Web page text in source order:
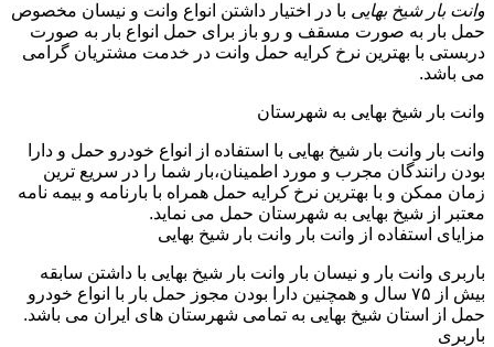
وانت بار شیخ بهایی با در اختیار داشتن انواع وانت و نیسان مخصوص
حمل بار به صورت مسقف و رو باز برای حمل انواع بار به صورت
دربستی با بهترین نرخ کرایه حمل وانت در خدمت مشتریان گرامی
می باشد.
وانت بار شیخ بهایی به شهرستان
وانت بار وانت بار شیخ بهایی با استفاده از انواع خودرو حمل و دارا
بودن رانندگان مجرب و مورد اطمینان،بار شما را در سریع ترین
زمان ممکن و با بهترین نرخ کرایه حمل همراه با بارنامه و بیمه نامه
معتبر از شیخ بهایی به شهرستان حمل می نماید.
مزایای استفاده از وانت بار وانت بار شیخ بهایی
باربری وانت بار و نیسان بار وانت بار شیخ بهایی با داشتن سابقه
بیش از ۷۵ سال و همچنین دارا بودن مجوز حمل بار با انواع خودرو
حمل از استان شیخ بهایی به تمامی شهرستان های ایران می باشد.
باربری